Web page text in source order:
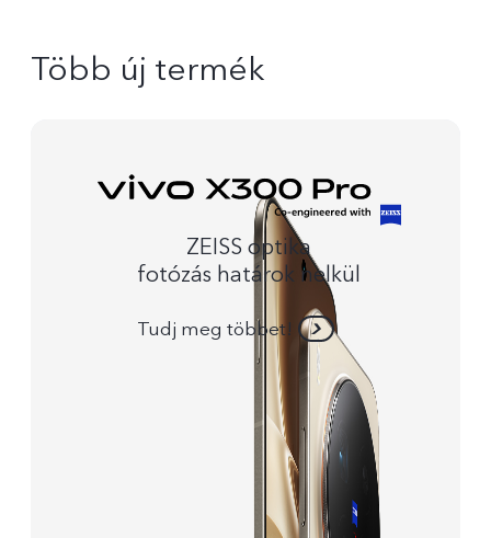
Több új termék
ZEISS optika
fotózás határok nelkül
Tudj meg többet!